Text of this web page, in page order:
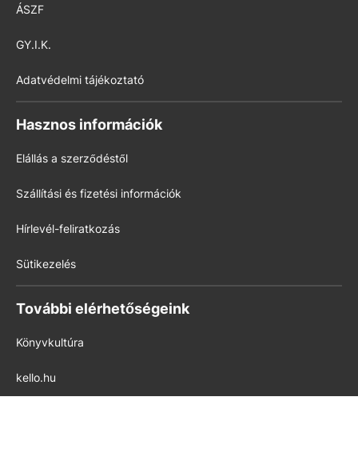
ÁSZF
GY.I.K.
Adatvédelmi tájékoztató
Hasznos információk
Elállás a szerződéstől
Szállítási és fizetési információk
Hírlevél-feliratkozás
Sütikezelés
További elérhetőségeink
Könyvkultúra
kello.hu